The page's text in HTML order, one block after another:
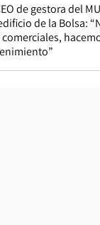
de gestora del
de la Bolsa: